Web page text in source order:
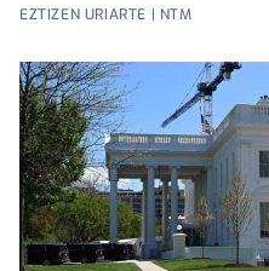
EZTIZEN URIARTE | NTM